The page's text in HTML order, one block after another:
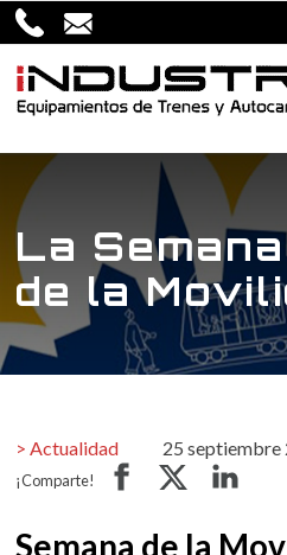
Saltar
al
contenido
La
de la
Actualidad 25 septiembre
¡Comparte!
Semana de la